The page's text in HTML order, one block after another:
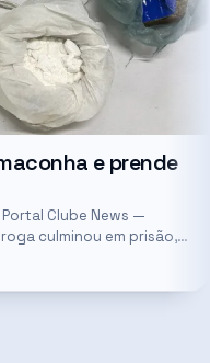
e prende
Portal Clube News —
culminou em prisão,